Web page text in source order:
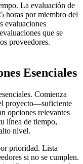
La evaluación de
horas por miembro del
evaluaciones
que se
proveedores.
Esenciales
Comienza
proyecto—suficiente
opciones relevantes
línea de tiempo,
nivel.
prioridad. Lista
si no se cumplen.